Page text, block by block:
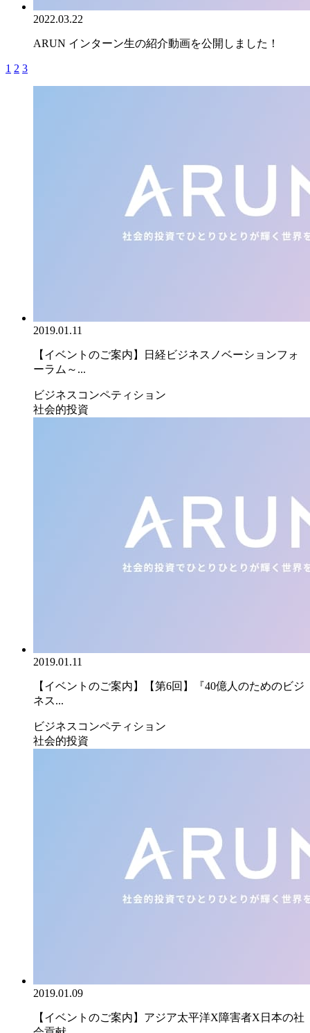
2022.03.22
ARUN インターン生の紹介動画を公開しました！
1 2 3
2019.01.11
【イベントのご案内】日経ビジネスノベーションフォ
ーラム～...
ビジネスコンペティション
社会的投資
2019.01.11
【イベントのご案内】【第6回】『40億人のためのビジ
ネス...
ビジネスコンペティション
社会的投資
2019.01.09
【イベントのご案内】アジア太平洋X障害者X日本の社